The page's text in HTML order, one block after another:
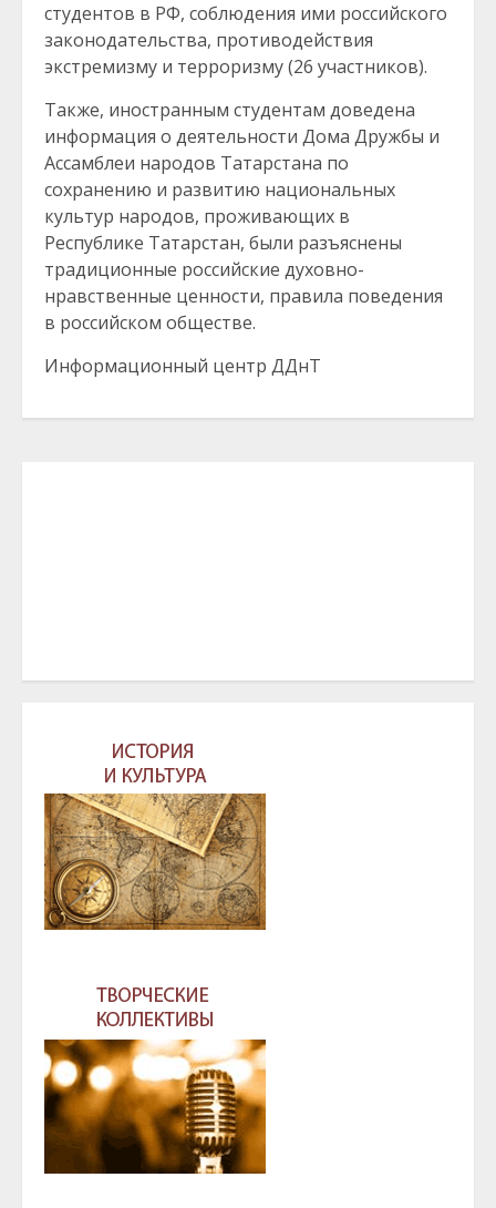
студентов в РФ, соблюдения ими российского
законодательства, противодействия
экстремизму и терроризму (26 участников).
Также, иностранным студентам доведена
информация о деятельности Дома Дружбы и
Ассамблеи народов Татарстана по
сохранению и развитию национальных
культур народов, проживающих в
Республике Татарстан, были разъяснены
традиционные российские духовно-
нравственные ценности, правила поведения
в российском обществе.
Информационный центр ДДнТ